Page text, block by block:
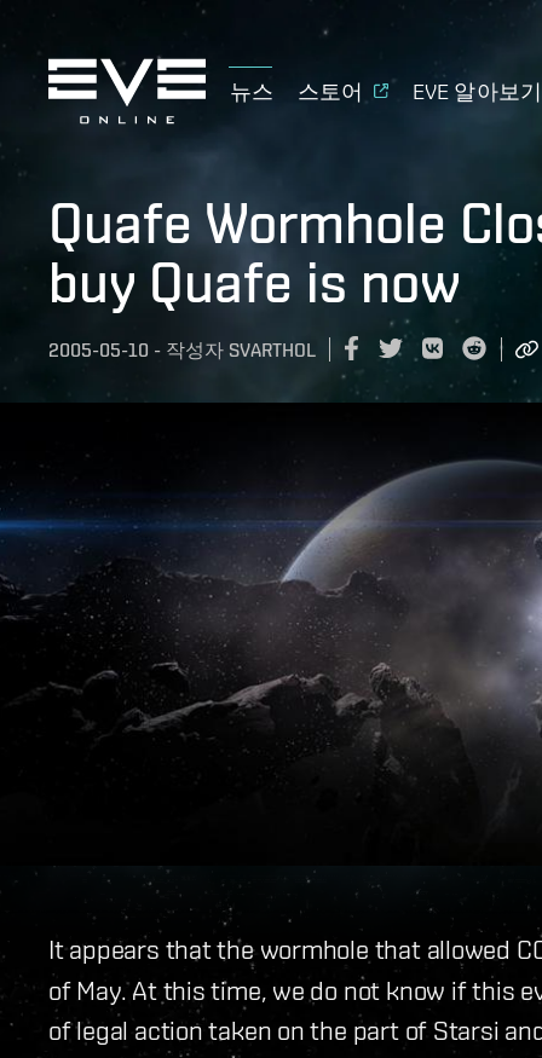
뉴스 스토어 EVE 알아보기
Quafe Wormhole
buy Quafe is now
2005-05-10 - 작성자 SVARTHOL
It appears that the wormhole that allowed
of May. At this time, we do not know if this
of legal action taken on the part of Starsi